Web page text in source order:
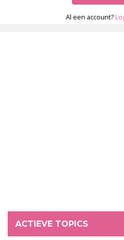
Al een account?
ACTIEVE TOPICS